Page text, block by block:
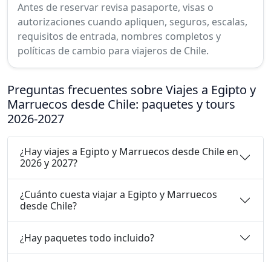
Antes de reservar revisa pasaporte, visas o
autorizaciones cuando apliquen, seguros, escalas,
requisitos de entrada, nombres completos y
políticas de cambio para viajeros de Chile.
Preguntas frecuentes sobre Viajes a Egipto y
Marruecos desde Chile: paquetes y tours
2026-2027
¿Hay viajes a Egipto y Marruecos desde Chile en
2026 y 2027?
¿Cuánto cuesta viajar a Egipto y Marruecos
desde Chile?
¿Hay paquetes todo incluido?